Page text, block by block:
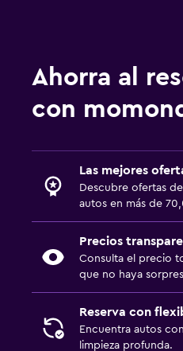
Ahorra al
con
Las mejores
Descubre ofertas
autos en más de
Precios
Consulta el precio
que no haya
Reserva con
Encuentra autos
limpieza profunda.